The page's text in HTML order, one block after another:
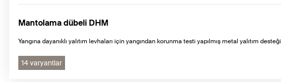
Mantolama dübeli DHM
Yangına dayanıklı yalıtım levhaları için yangından korunma testi yapılmış metal yalıtım desteği
14 varyantlar